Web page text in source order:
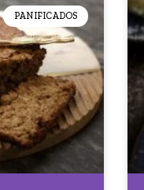
PANIFICADOS